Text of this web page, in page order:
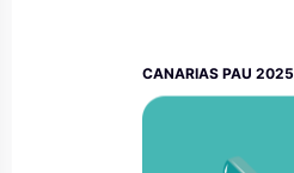
CANARIAS PAU 2025